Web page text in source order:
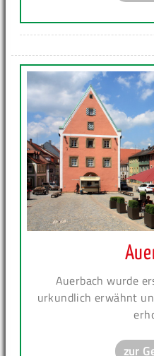
Auerbach wurde
urkundlich erwähnt
zur